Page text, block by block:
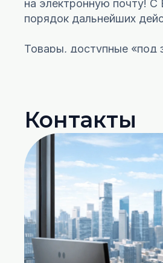
на электронную почту!
порядок дальнейших
Товары, доступные «под
Помимо сайта, имеется
Контактах.
Если возникли
Контакты